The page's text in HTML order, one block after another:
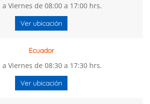
a Viernes de 08:00 a 17:00 hrs.
Ver ubicación
Ecuador
a Viernes de 08:30 a 17:30 hrs.
Ver ubicación